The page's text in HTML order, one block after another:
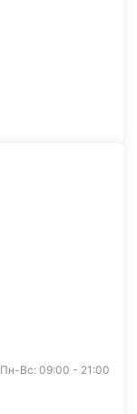
Пн-Вс: 09:00 - 21:00